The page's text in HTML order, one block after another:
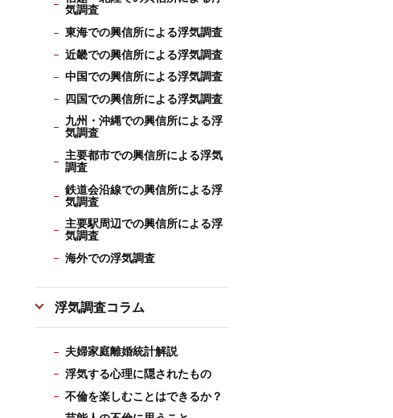
気調査
東海での興信所による浮気調査
近畿での興信所による浮気調査
中国での興信所による浮気調査
四国での興信所による浮気調査
九州・沖縄での興信所による浮
気調査
主要都市での興信所による浮気
調査
鉄道会沿線での興信所による浮
気調査
主要駅周辺での興信所による浮
気調査
海外での浮気調査
浮気調査コラム
夫婦家庭離婚統計解説
浮気する心理に隠されたもの
不倫を楽しむことはできるか？